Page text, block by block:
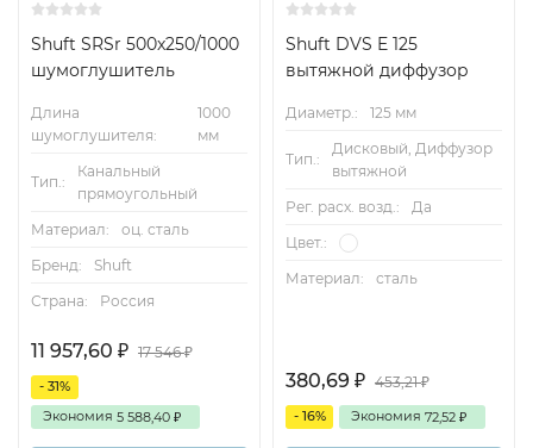
Shuft SRSr 500x250/1000
шумоглушитель
Длина
шумоглушителя:
1000
мм
Тип.:
Канальный
прямоугольный
Материал:
оц. сталь
Бренд:
Shuft
Страна:
Россия
11 957,60 ₽ 17 546₽
- 31%
Экономия 5 588,40 ₽
Shuft DVS E 125
вытяжной диффузор
Диаметр.: 125 мм
Тип.:
Дисковый, Диффузор
вытяжной
Рег. расх. возд.:
Да
Цвет.:
Материал: сталь
380,69 ₽ 453,21₽
- 16% Экономия 72,52 ₽